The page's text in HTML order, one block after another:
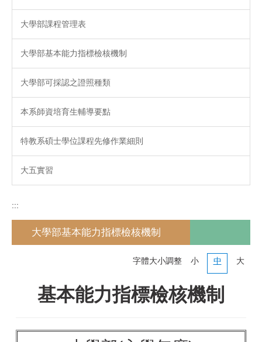
大學部課程管理表
大學部基本能力指標檢核機制
大學部可採認之證照種類
本系師資培育生輔導要點
特教系碩士學位課程先修作業細則
大五實習
:::
大學部基本能力指標檢核機制
字體大小調整 小 中 大
基本能力指標檢核機制